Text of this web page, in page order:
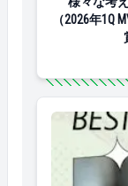
（2026年1Q